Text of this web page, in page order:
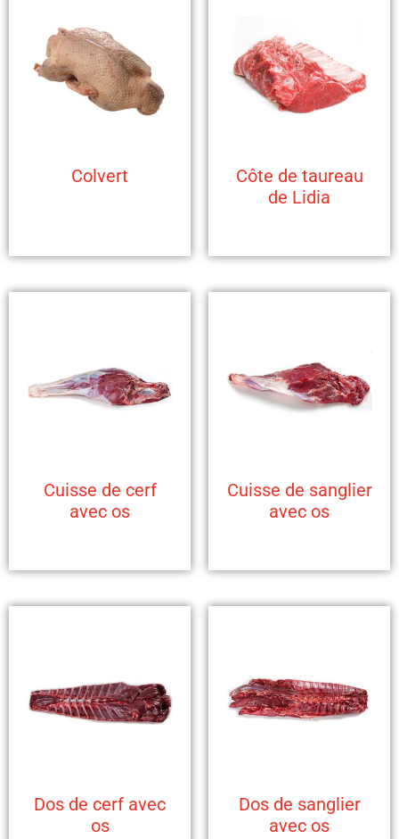
Colvert
Côte de taureau
de Lidia
Cuisse de cerf
avec os
Cuisse de sanglier
avec os
Dos de cerf avec
os
Dos de sanglier
avec os